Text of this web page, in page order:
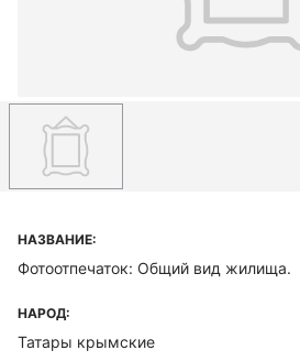
НАЗВАНИЕ:
Фотоотпечаток: Общий вид жилища.
НАРОД:
Татары крымские